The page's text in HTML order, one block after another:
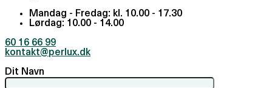
Mandag - Fredag: kl. 10.00 - 17.30
Lørdag: 10.00 - 14.00
60 16 66 99
kontakt@perlux.dk
Dit Navn